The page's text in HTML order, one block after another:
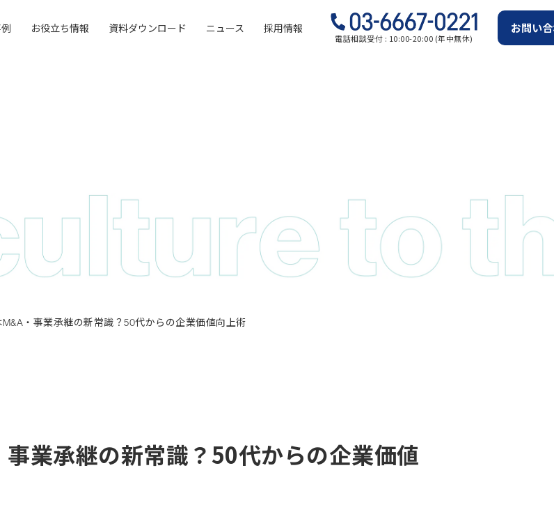
お役立ち情報 資料ダウンロード ニュース 採用情報
電話相談受付 : 10:00-20:00 (年中無休)
お問い
事業承継の新常識？50代からの企業価値